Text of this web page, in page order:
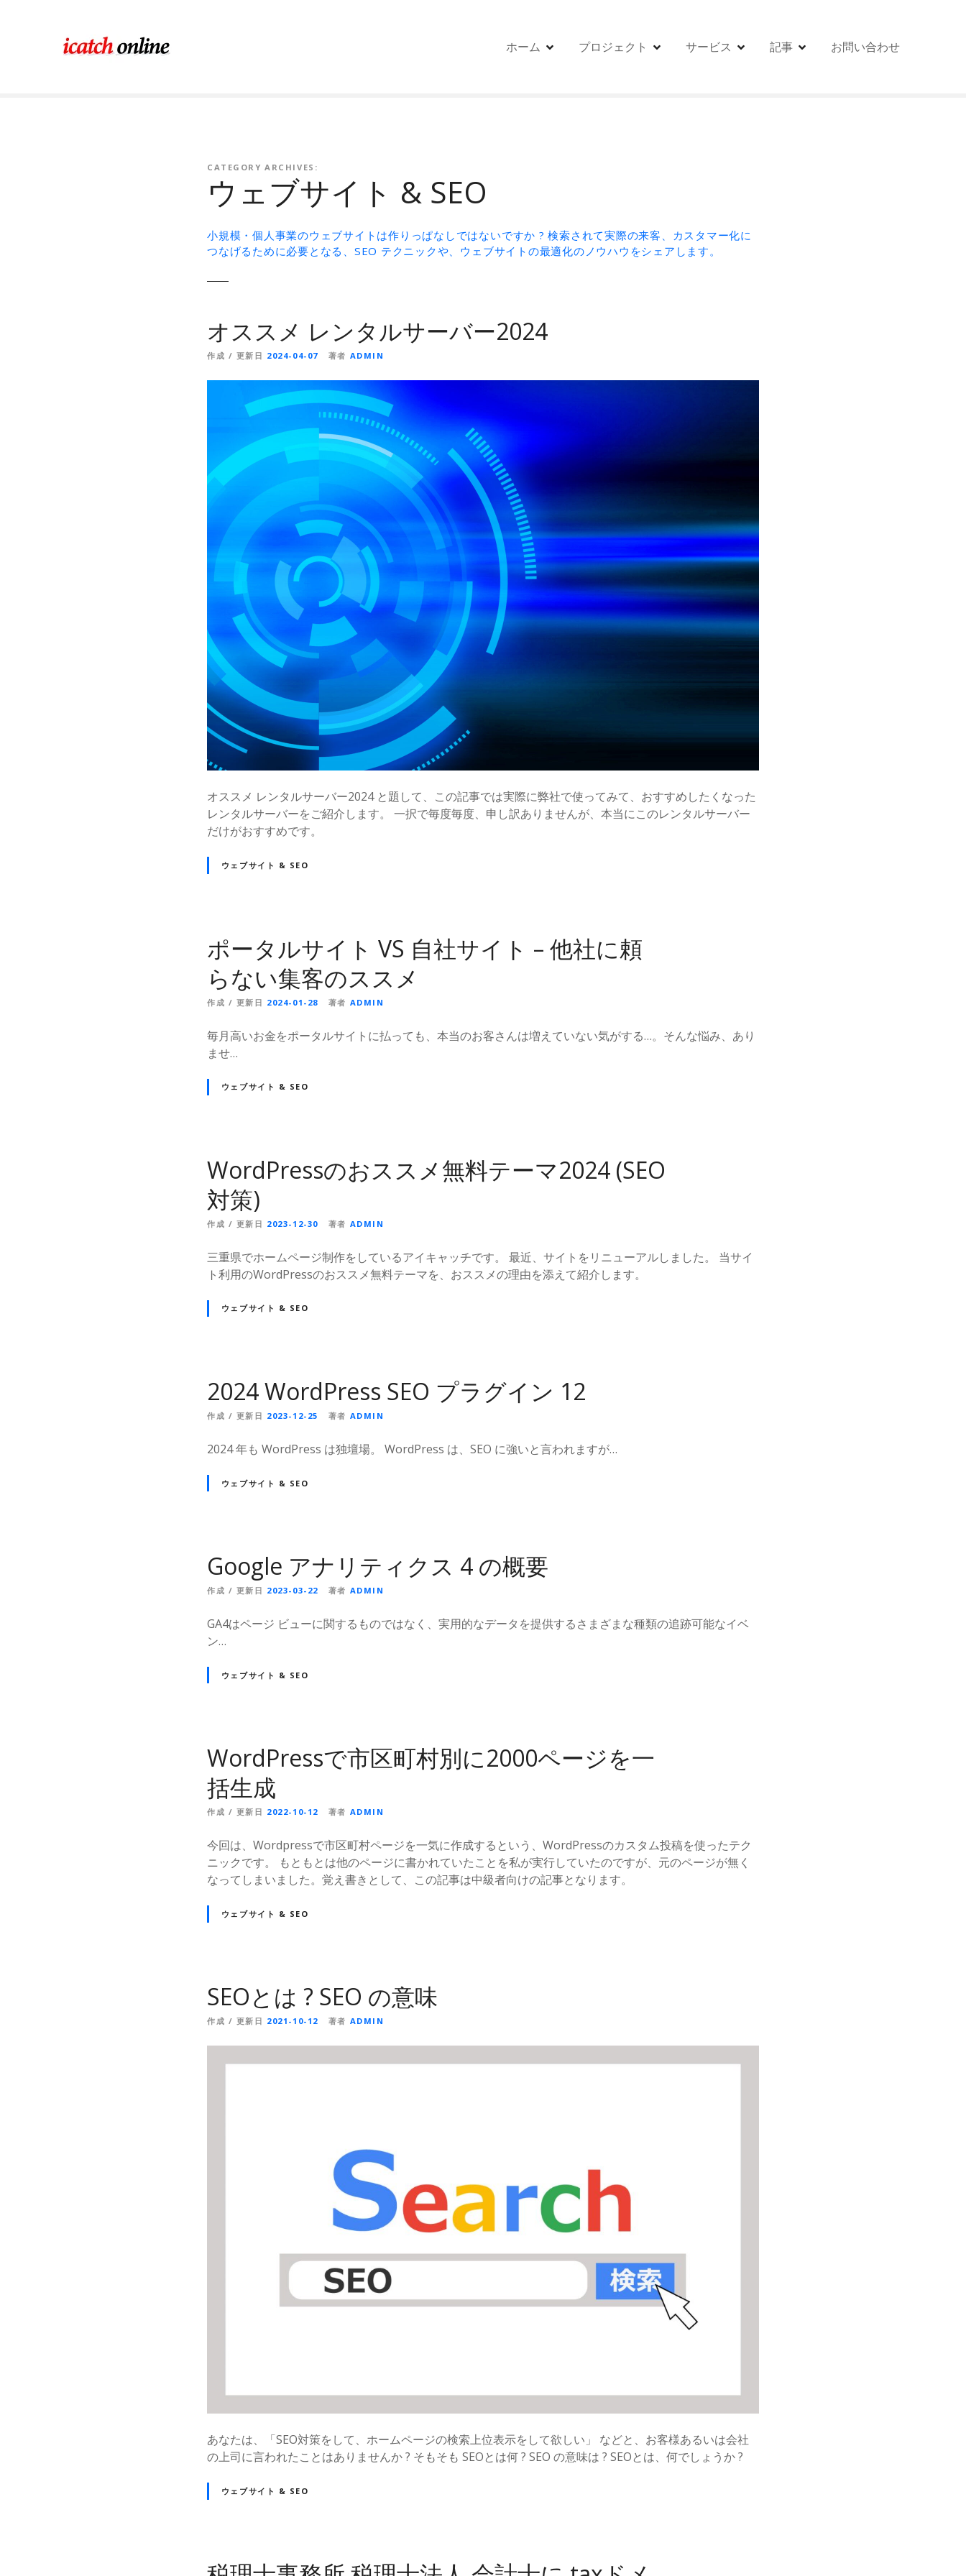
ホーム プロジェクト サービス 記事 お問い合わせ
CATEGORY ARCHIVES:
ウェブサイト & SEO
小規模・個人事業のウェブサイトは作りっぱなしではないですか ? 検索されて実際の来客、カスタマー化に
つなげるために必要となる、SEO テクニックや、ウェブサイトの最適化のノウハウをシェアします。
オススメ レンタルサーバー2024
作成 / 更新日 2024-04-07 著者 ADMIN
オススメ レンタルサーバー2024 と題して、この記事では実際に弊社で使ってみて、おすすめしたくなった
レンタルサーバーをご紹介します。 一択で毎度毎度、申し訳ありませんが、本当にこのレンタルサーバー
だけがおすすめです。
ウェブサイト & SEO
ポータルサイト VS 自社サイト – 他社に頼
らない集客のススメ
作成 / 更新日 2024-01-28 著者 ADMIN
毎月高いお金をポータルサイトに払っても、本当のお客さんは増えていない気がする…。そんな悩み、あり
ませ…
ウェブサイト & SEO
WordPressのおススメ無料テーマ2024 (SEO
対策)
作成 / 更新日 2023-12-30 著者 ADMIN
三重県でホームページ制作をしているアイキャッチです。 最近、サイトをリニューアルしました。 当サイ
ト利用のWordPressのおススメ無料テーマを、おススメの理由を添えて紹介します。
ウェブサイト & SEO
2024 WordPress SEO プラグイン 12
作成 / 更新日 2023-12-25 著者 ADMIN
2024 年も WordPress は独壇場。 WordPress は、SEO に強いと言われますが…
ウェブサイト & SEO
Google アナリティクス 4 の概要
作成 / 更新日 2023-03-22 著者 ADMIN
GA4はページ ビューに関するものではなく、実用的なデータを提供するさまざまな種類の追跡可能なイベ
ン…
ウェブサイト & SEO
WordPressで市区町村別に2000ページを一
括生成
作成 / 更新日 2022-10-12 著者 ADMIN
今回は、Wordpressで市区町村ページを一気に作成するという、WordPressのカスタム投稿を使ったテク
ニックです。 もともとは他のページに書かれていたことを私が実行していたのですが、元のページが無く
なってしまいました。覚え書きとして、この記事は中級者向けの記事となります。
ウェブサイト & SEO
SEOとは ? SEO の意味
作成 / 更新日 2021-10-12 著者 ADMIN
あなたは、「SEO対策をして、ホームページの検索上位表示をして欲しい」 などと、お客様あるいは会社
の上司に言われたことはありませんか ? そもそも SEOとは何 ? SEO の意味は ? SEOとは、何でしょうか ?
ウェブサイト & SEO